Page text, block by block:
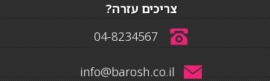
צריכים עזרה?
04-8234567
info@barosh.co.il